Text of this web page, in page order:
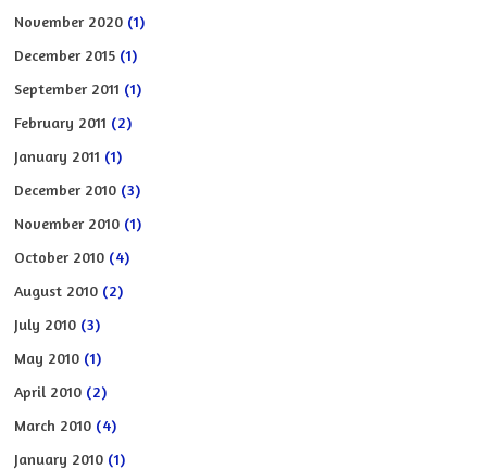
November 2020 (1)
December 2015 (1)
September 2011 (1)
February 2011 (2)
January 2011 (1)
December 2010 (3)
November 2010 (1)
October 2010 (4)
August 2010 (2)
July 2010 (3)
May 2010 (1)
April 2010 (2)
March 2010 (4)
January 2010 (1)